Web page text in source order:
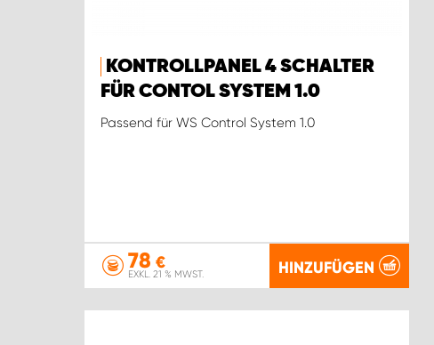
KONTROLLPANEL 4 SCHALTER
FÜR CONTOL SYSTEM 1.0
Passend für WS Control System 1.0
78 €
EXKL. 21 % MWST. HINZUFÜGEN